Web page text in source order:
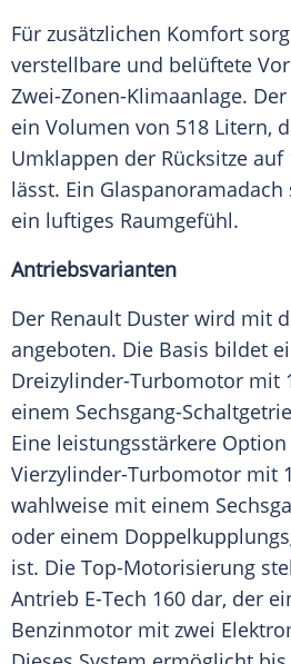
Für zusätzlichen Komfort
verstellbare und belüftete
Zwei-Zonen-Klimaanlage.
ein Volumen von 518 Litern,
Umklappen der Rücksitze
lässt. Ein
ein luftiges Raumgefühl.
Antriebsvarianten
Der Renault Duster wird mit
angeboten. Die Basis bildet
Dreizylinder-Turbomotor mit
einem Sechsgang-
Eine leistungsstärkere
Vierzylinder-Turbomotor mit
wahlweise mit einem
oder einem
ist. Die Top-Motorisierung
Antrieb E-Tech 160 dar, der
Benzinmotor mit zwei